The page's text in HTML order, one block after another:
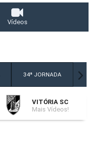
Vídeos
34ª JORNADA
VITÓRIA SC
Mais Vídeos!